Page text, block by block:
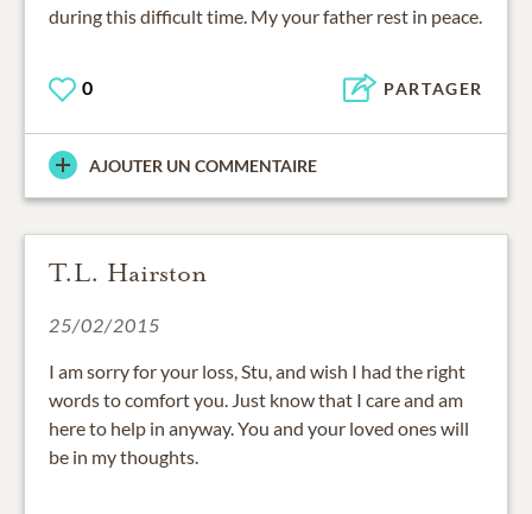
during this difficult time. My your father rest in peace.
0 PARTAGER
AJOUTER UN COMMENTAIRE
T.L. Hairston
25/02/2015
I am sorry for your loss, Stu, and wish I had the right
words to comfort you. Just know that I care and am
here to help in anyway. You and your loved ones will
be in my thoughts.